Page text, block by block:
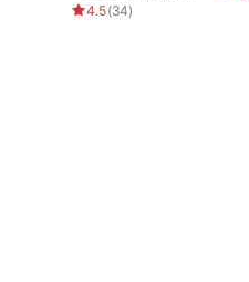
4.5(34)